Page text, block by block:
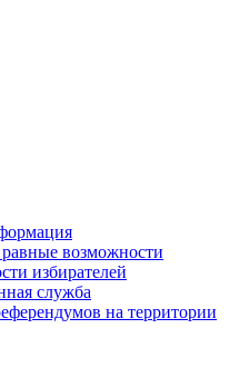
возможности
избирателей
служба
на территории